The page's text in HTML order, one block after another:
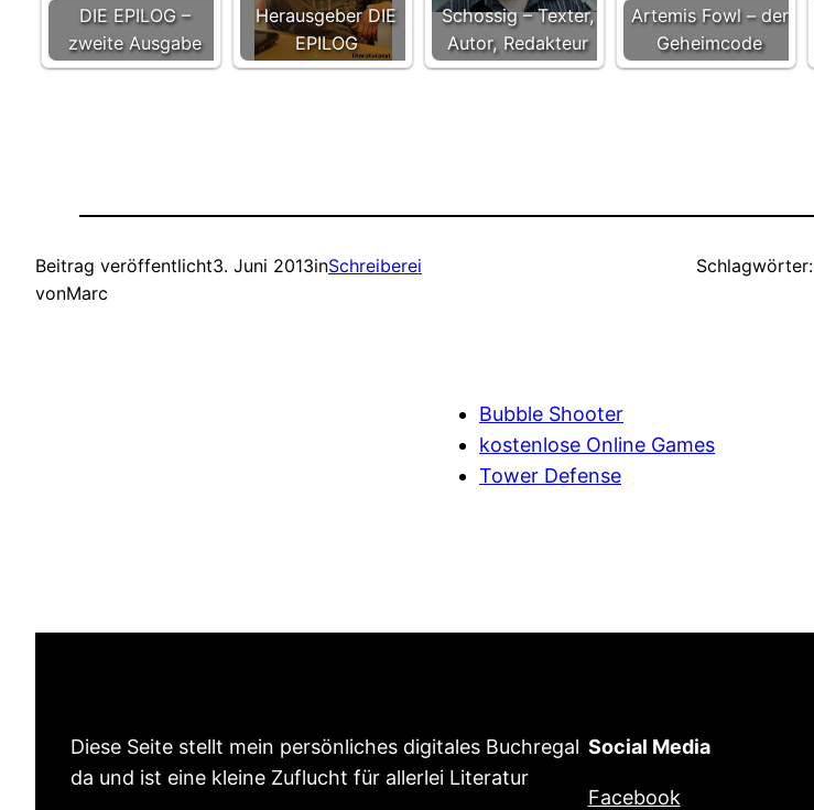
DIE EPILOG –
zweite Ausgabe
Herausgeber DIE
EPILOG
Schossig – Texter,
Autor, Redakteur
Artemis Fowl – der
Geheimcode
Beitrag veröffentlicht3. Juni 2013inSchreiberei
vonMarc
Schlagwörter:
Bubble Shooter
kostenlose Online Games
Tower Defense
Diese Seite stellt mein persönliches digitales Buchregal
da und ist eine kleine Zuflucht für allerlei Literatur
Social Media
Facebook